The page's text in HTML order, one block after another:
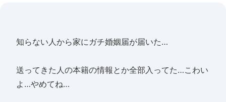
知らない人から家にガチ婚姻届が届いた…
送ってきた人の本籍の情報とか全部入ってた…こわい
よ…やめてね…